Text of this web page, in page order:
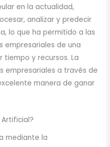
en la actualidad,
analizar y predecir
lo que ha permitido a las
empresariales de una
y recursos. La
empresariales a través de
manera de ganar
mediante la